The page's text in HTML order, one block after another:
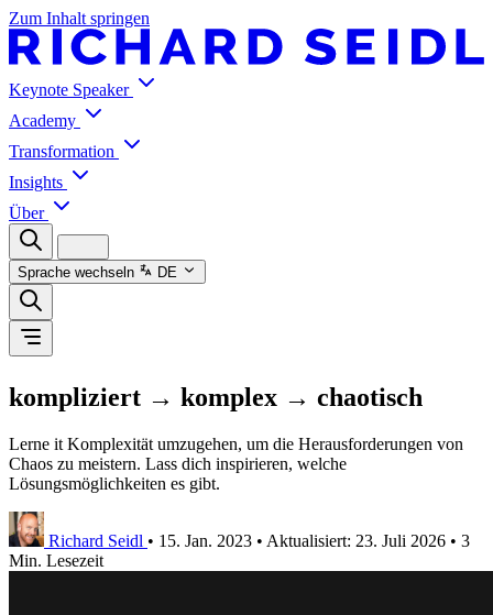
Zum Inhalt springen
Keynote Speaker
Academy
Transformation
Insights
Über
Sprache wechseln DE
kompliziert → komplex → chaotisch
Lerne it Komplexität umzugehen, um die Herausforderungen von
Chaos zu meistern. Lass dich inspirieren, welche
Lösungsmöglichkeiten es gibt.
Richard Seidl • 15. Jan. 2023 • Aktualisiert: 23. Juli 2026 • 3
Min. Lesezeit